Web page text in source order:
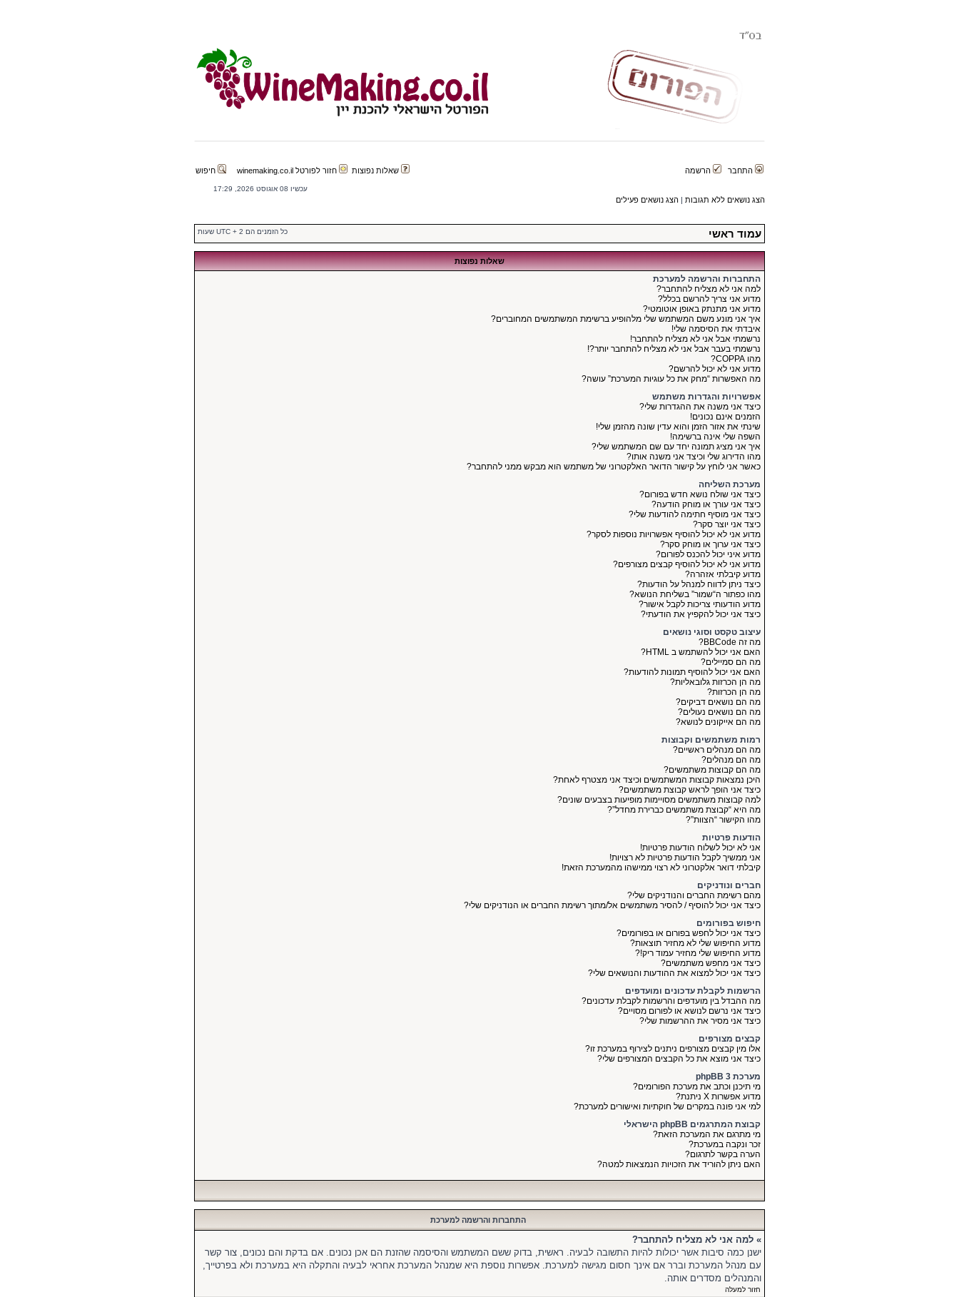
התחבר הרשמה שאלות נפוצות חזור לפורטל winemaking.co.il חיפוש
עכשיו 08 אוגוסט 2026, 17:29
הצג נושאים ללא תגובות | הצג נושאים פעילים
עמוד ראשי כל הזמנים הם UTC + 2 שעות
שאלות נפוצות
התחברות והרשמה למערכת
למה אני לא מצליח להתחבר?
מדוע אני צריך להרשם בכלל?
מדוע אני מתנתק באופן אוטומטי?
איך אני מונע משם המשתמש שלי מלהופיע ברשימת המשתמשים המחוברים?
איבדתי את הסיסמה שלי!
נרשמתי אבל אני לא מצליח להתחבר!
נרשמתי בעבר אבל אני לא מצליח להתחבר יותר?!
מהו COPPA?
מדוע אני לא יכול להרשם?
מה האפשרות “מחק את כל עוגיות המערכת” עושה?
אפשרויות והגדרות משתמש
כיצד אני משנה את ההגדרות שלי?
הזמנים אינם נכונים!
שינתי את אזור הזמן והוא עדין שונה מהזמן שלי!
השפה שלי אינה ברשימה!
איך אני מציג תמונה יחד עם שם המשתמש שלי?
מהו הדירוג שלי וכיצד אני משנה אותו?
כאשר אני לוחץ על קישור הדואר האלקטרוני של משתמש הוא מבקש ממני להתחבר?
מערכת השליחה
כיצד אני שולח נושא חדש בפורום?
כיצד אני עורך או מוחק הודעה?
כיצד אני מוסיף חתימה להודעות שלי?
כיצד אני יוצר סקר?
מדוע אני לא יכול להוסיף אפשרויות נוספות לסקר?
כיצד אני ערוך או מוחק סקר?
מדוע איני יכול להכנס לפורום?
מדוע אני לא יכול להוסיף קבצים מצורפים?
מדוע קיבלתי אזהרה?
כיצד ניתן לדווח למנהל על הודעות?
מהו כפתור ה“שמור” בשליחת הנושא?
מדוע הודעותי צריכות לקבל אישור?
כיצד אני יכול להקפיץ את הודעתי?
עיצוב טקסט וסוגי נושאים
מה זה BBCode?
האם אני יכול להשתמש ב HTML?
מה הם סמיילים?
האם אני יכול להוסיף תמונות להודעות?
מה הן הכרזות גלובאליות?
מה הן הכרזות?
מה הם נושאים דביקים?
מה הם נושאים נעולים?
מה הם אייקונים לנושא?
רמות משתמשים וקבוצות
מה הם מנהלים ראשיים?
מה הם מנהלים?
מה הם קבוצות משתמשים?
היכן נמצאות קבוצות המשתמשים וכיצד אני מצטרף לאחת?
כיצד אני הופך לראש קבוצת משתמשים?
למה קבוצות משתמשים מסויימות מופיעות בצבעים שונים?
מה היא “קבוצת משתמשים כברירת מחדל”?
מהו הקישור “הצוות”?
הודעות פרטיות
אני לא יכול לשלוח הודעות פרטיות!
אני ממשיך לקבל הודעות פרטיות לא רצויות!
קיבלתי דואר אלקטרוני לא רצוי ממישהו מהמערכת הזאת!
חברים ונודניקים
מהם רשימת החברים והנודניקים שלי?
כיצד אני יכול להוסיף / להסיר משתמשים אל/מתוך רשימת החברים או הנודניקים שלי?
חיפוש בפורומים
כיצד אני יכול לחפש בפורום או בפורומים?
מדוע החיפוש שלי לא מחזיר תוצאות?
מדוע החיפוש שלי מחזיר עמוד ריק!?
כיצד אני מחפש משתמשים?
כיצד אני יכול למצוא את ההודעות והנושאים שלי?
הרשמות לקבלת עדכונים ומועדפים
מה ההבדל בין מועדפים והרשמות לקבלת עדכונים?
כיצד אני נרשם לנושא או לפורום מסויים?
כיצד אני מסיר את ההרשמות שלי?
קבצים מצורפים
אלו מין קבצים מצורפים ניתנים לצירוף במערכת זו?
כיצד אני מוצא את כל הקבצים המצורפים שלי?
מערכת phpBB 3
מי תיכנן וכתב את מערכת הפורומים?
מדוע אפשרות X ניתנת?
למי אני פונה במקרים של חוקתיות ואישורים למערכת?
קבוצת המתרגמים phpBB הישראלי
מי מתרגם את המערכת הזאת?
זכר ונקבה במערכת?
הערה בקשר לתרגום?
האם ניתן להוריד את הזכויות הנמצאות למטה?
התחברות והרשמה למערכת
» למה אני לא מצליח להתחבר?
ישנן כמה סיבות אשר יכולות להיות התשובה לבעיה. ראשית, בדוק ששם המשתמש והסיסמה שהזנת הם אכן נכונים. אם בדקת והם נכונים, צור קשר
עם מנהל המערכת וברר אם אינך חסום מגישה למערכת. אפשרות נוספת היא שמנהל המערכת אחראי לבעיה והתקלה היא במערכת ולא בפרטייך,
והמנהלים מסדרים אותה.
חזור למעלה